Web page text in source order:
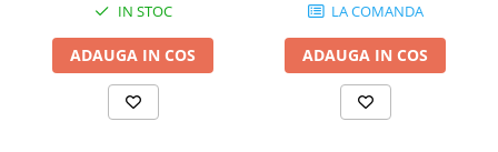
IN STOC
ADAUGA IN COS
LA COMANDA
ADAUGA IN COS